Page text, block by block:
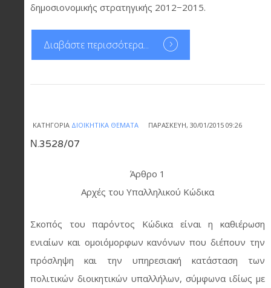
δημοσιονομικής στρατηγικής 2012−2015.
Διαβάστε περισσότερα...
ΚΑΤΗΓΟΡΊΑ ΔΙΟΙΚΗΤΙΚΆ ΘΈΜΑΤΑ ΠΑΡΑΣΚΕΥΉ, 30/01/2015 09:26
Ν.3528/07
Άρθρο 1
Αρχές του Υπαλληλικού Κώδικα
Σκοπός του παρόντος Κώδικα είναι η καθιέρωση
ενιαίων και ομοιόμορφων κανόνων που διέπουν την
πρόσληψη και την υπηρεσιακή κατάσταση των
πολιτικών διοικητικών υπαλλήλων, σύμφωνα ιδίως με